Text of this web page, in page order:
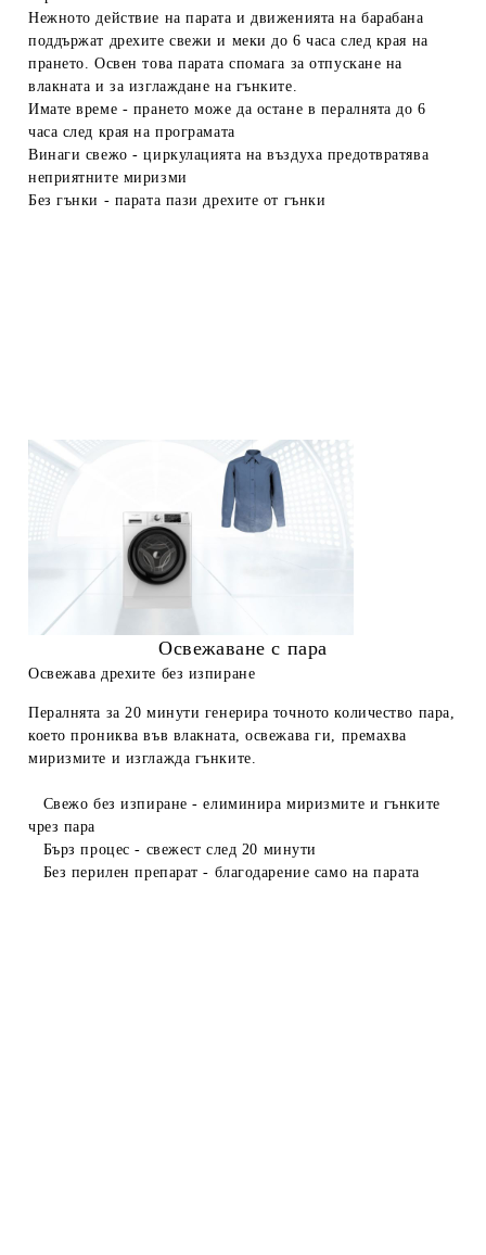
Нежното действие на парата и движенията на барабана
поддържат дрехите свежи и меки до 6 часа след края на
прането. Освен това парата спомага за отпускане на
влакната и за изглаждане на гънките.
Имате време - прането може да остане в пералнята до 6
часа след края на програмата
Винаги свежо- циркулацията на въздуха предотвратява
неприятните миризми
Без гънки - парата пази дрехите от гънки
Освежаване с пара
Освежава дрехите без изпиране
Пералнята за 20 минути генерира точното количество пара,
което прониква във влакната, освежава ги, премахва
миризмите и изглажда гънките.
Свежо без изпиране- елиминира миризмите и гънките
чрез пара
Бърз процес- свежест след 20 минути
Без перилен препарат- благодарение само на парата